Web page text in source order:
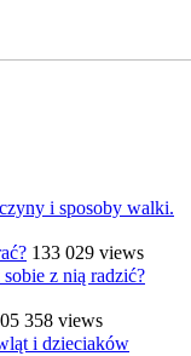
i sposoby walki.
133 029 views
z nią radzić?
358 views
i dzieciaków